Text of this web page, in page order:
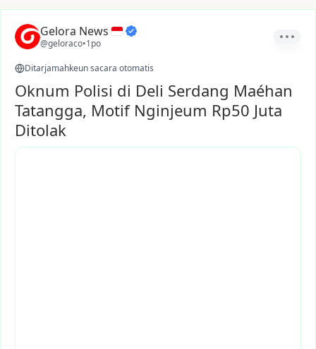
Gelora News
@geloraco•1po
Ditarjamahkeun sacara otomatis
Oknum Polisi di Deli Serdang Maéhan
Tatangga, Motif Nginjeum Rp50 Juta
Ditolak